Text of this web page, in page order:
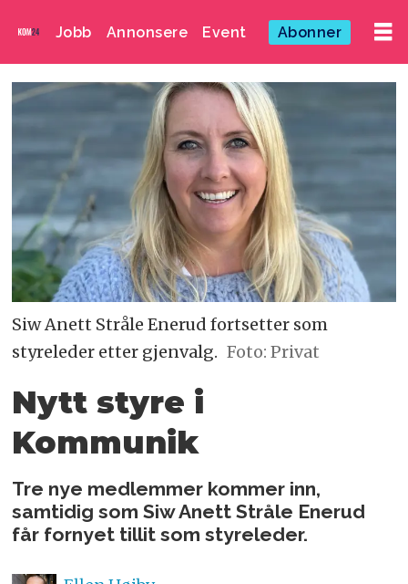
Jobb Annonsere Event Abonner
Siw Anett Stråle Enerud fortsetter som
styreleder etter gjenvalg. Foto: Privat
Nytt styre i
Kommunik
Tre nye medlemmer kommer inn,
samtidig som Siw Anett Stråle Enerud
får fornyet tillit som styreleder.